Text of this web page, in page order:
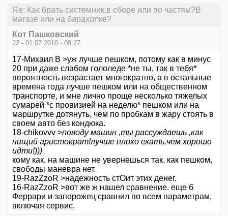
Re: Как брать системник,в сборе или по частям?В
магазе или на барахолке?
Кот Пашковский
22 - 01.07.2010 - 08:27
17-Михаил В >уж лучше пешком, потому как в минус
20 при даже слабом гололеде *не ты, так в тебя*
вероятность возрастает многократно, а в остальные
времена года лучше пешком или на общественном
транспорте, и мне лично проще несколько тяжелых
сумарей *с провизией на неделю* пешком или на
маршрутке дотянуть, чем по пробкам в жару стоять в
своем авто без кондюка.
18-chikovvv >поводу машин ,ты рассуждаешь ,как
нищий аристократ!лучше плохо ехать,чем хорошо
идти!)))
кому как. на машине не увернешься так, как пешком,
свободы маневра нет.
19-RazZzoR >надежность стОит этих денег.
16-RazZzoR >вот же ж нашел сравнение. еще б
Феррари и запорожец сравнил по всем параметрам,
включая сервис.